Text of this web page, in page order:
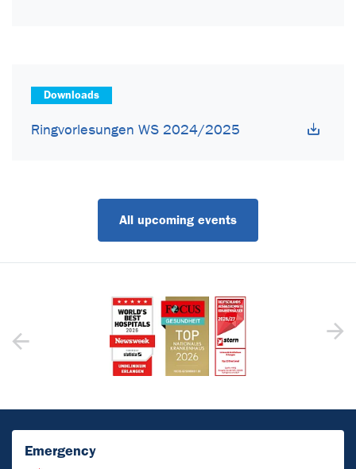
Downloads
Ringvorlesungen WS 2024/2025
All upcoming events
Emergency